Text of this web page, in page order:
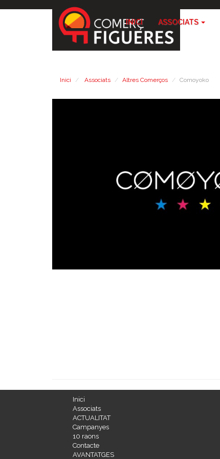
INICI ASSOCIATS
Inici Associats Altres Comerços Comoyoko
Inici
Associats
ACTUALITAT
Campanyes
10 raons
Contacte
AVANTATGES